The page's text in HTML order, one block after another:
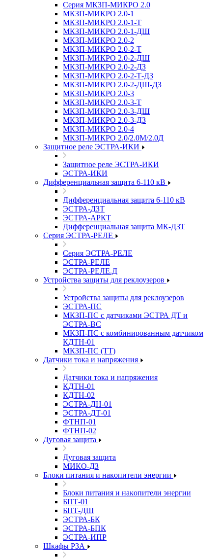
Серия МКЗП-МИКРО 2.0
МКЗП-МИКРО 2.0-1
МКЗП-МИКРО 2.0-1-Т
МКЗП-МИКРО 2.0-1-ДШ
МКЗП-МИКРО 2.0-2
МКЗП-МИКРО 2.0-2-Т
МКЗП-МИКРО 2.0-2-ДШ
МКЗП-МИКРО 2.0-2-ДЗ
МКЗП-МИКРО 2.0-2-Т-ДЗ
МКЗП-МИКРО 2.0-2-ДШ-ДЗ
МКЗП-МИКРО 2.0-3
МКЗП-МИКРО 2.0-3-Т
МКЗП-МИКРО 2.0-3-ДШ
МКЗП-МИКРО 2.0-3-ДЗ
МКЗП-МИКРО 2.0-4
МКЗП-МИКРО 2.0/2.0М/2.0Д
Защитное реле ЭСТРА-ИКИ
Защитное реле ЭСТРА-ИКИ
ЭСТРА-ИКИ
Дифференциальная защита 6-110 кВ
Дифференциальная защита 6-110 кВ
ЭСТРА-ДЗТ
ЭСТРА-АРКТ
Дифференциальная защита МК-ДЗТ
Серия ЭСТРА-РЕЛЕ
Серия ЭСТРА-РЕЛЕ
ЭСТРА-РЕЛЕ
ЭСТРА-РЕЛЕ.Д
Устройства защиты для реклоузеров
Устройства защиты для реклоузеров
ЭСТРА-ПС
МКЗП-ПС с датчиками ЭСТРА ДТ и
ЭСТРА-ВС
МКЗП-ПС с комбинированным датчиком
КДТН-01
МКЗП-ПС (ТТ)
Датчики тока и напряжения
Датчики тока и напряжения
КДТН-01
КДТН-02
ЭСТРА-ДН-01
ЭСТРА-ДТ-01
ФТНП-01
ФТНП-02
Дуговая защита
Дуговая защита
МИКО-ДЗ
Блоĸи питания и наĸопители энергии
Блоĸи питания и наĸопители энергии
БПТ-01
БПТ-ДШ
ЭСТРА-БК
ЭСТРА-БПК
ЭСТРА-ИПР
Шкафы РЗА